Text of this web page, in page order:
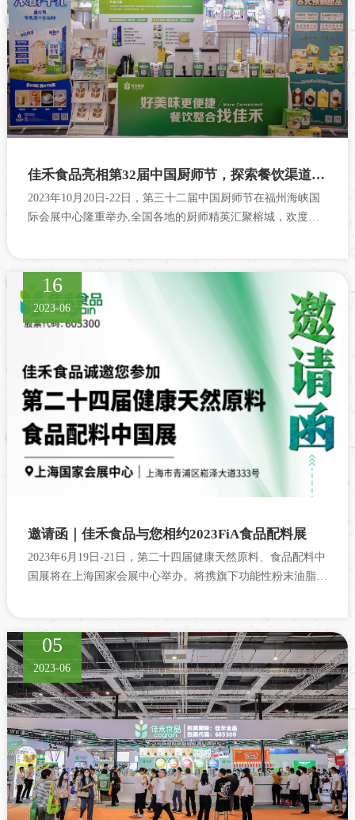
佳禾食品亮相第32届中国厨师节，探索餐饮渠道新可能！
2023年10月20日-22日，第三十二届中国厨师节在福州海峡国
际会展中心隆重举办,全国各地的厨师精英汇聚榕城，欢度这
16
2023-06
邀请函｜佳禾食品与您相约2023FiA食品配料展
2023年6月19日-21日，第二十四届健康天然原料、食品配料中
国展将在上海国家会展中心举办。将携旗下功能性粉末油脂产
05
2023-06